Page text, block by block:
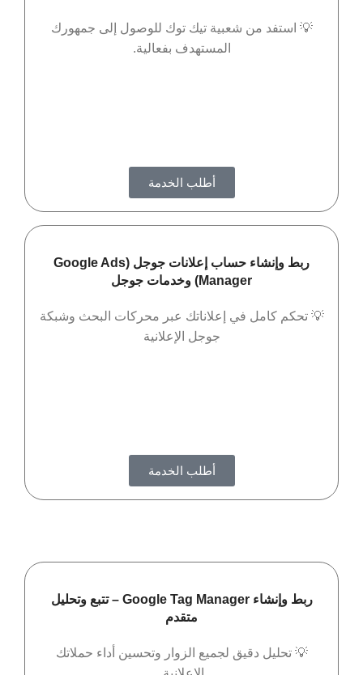
💡 استفد من شعبية تيك توك للوصول إلى جمهورك
المستهدف بفعالية.
أطلب الخدمة
ربط وإنشاء حساب إعلانات جوجل (Google Ads
Manager) وخدمات جوجل
💡 تحكم كامل في إعلاناتك عبر محركات البحث وشبكة
جوجل الإعلانية
أطلب الخدمة
ربط وإنشاء Google Tag Manager – تتبع وتحليل
متقدم
💡 تحليل دقيق لجميع الزوار وتحسين أداء حملاتك